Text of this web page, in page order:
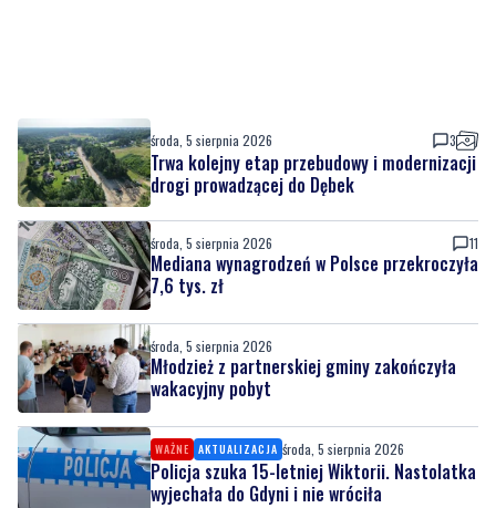
środa, 5 sierpnia 2026 3
Trwa kolejny etap przebudowy i modernizacji
drogi prowadzącej do Dębek
środa, 5 sierpnia 2026 11
Mediana wynagrodzeń w Polsce przekroczyła
7,6 tys. zł
środa, 5 sierpnia 2026
Młodzież z partnerskiej gminy zakończyła
wakacyjny pobyt
WAŻNE AKTUALIZACJA środa, 5 sierpnia 2026
Policja szuka 15-letniej Wiktorii. Nastolatka
wyjechała do Gdyni i nie wróciła